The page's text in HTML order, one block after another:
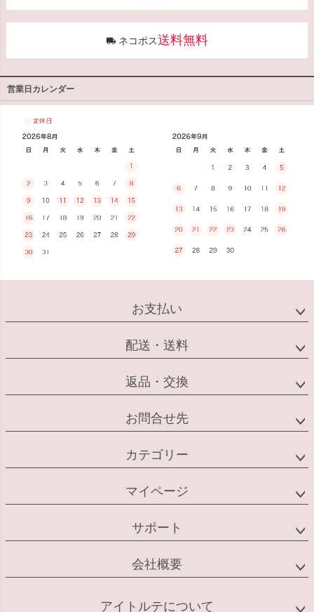
へ
ネコポス送料無料
営業日カレンダー
お支払い
配送・送料
返品・交換
お問合せ先
カテゴリー
マイページ
サポート
会社概要
アイトルテについて